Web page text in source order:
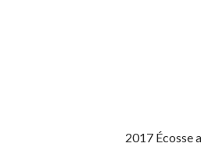
2017 Écosse